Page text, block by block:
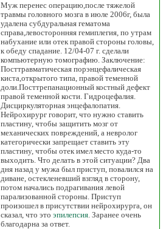
Муж перенес операцию,после тяжелой
травмы головного мозга в июле 2006г, была
удалена субдуральная гематома
справа,левосторонняя гемиплегия, по утрам
набухание или отек правой стороны головы,
к обеду спадание. 12/04-07 г. сделали
компьютерную томографию. Заключение:
Посттравматическая порэнцефалическая
киста,открытого типа, правой теменной
доли.Посттрепанационный костный дефект
правой теменной кости. Гидроцефалия.
Дисциркуляторная энцефалопатия.
Нейрохирург говорит, что нужно ставить
пластину, чтобы защитить мозг от
механических повреждений, а невролог
категорически запрещает ставить эту
пластину, чтобы отек имел место куда-то
выходить. Что делать в этой ситуации? Два
дня назад у мужа был приступ, повалился на
диване, остекленевший взгляд в сторону,
потом начались подрагивания левой
парализованной стороны. Приступ
произошел в присутствии нейрохирурга, он
сказал, что это эпилепсия. Заранее очень
благодарна за ответ.